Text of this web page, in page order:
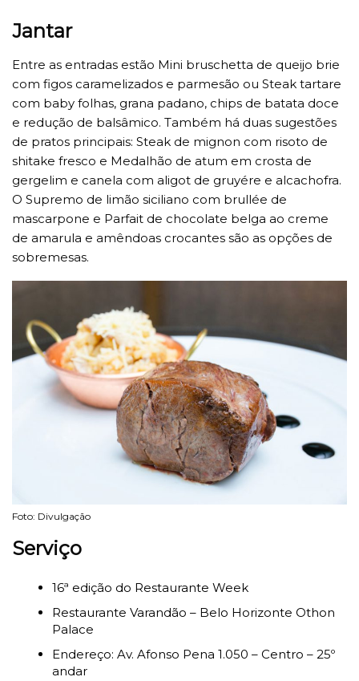
Jantar
Entre as entradas estão Mini bruschetta de queijo brie
com figos caramelizados e parmesão ou Steak tartare
com baby folhas, grana padano, chips de batata doce
e redução de balsâmico. Também há duas sugestões
de pratos principais: Steak de mignon com risoto de
shitake fresco e Medalhão de atum em crosta de
gergelim e canela com aligot de gruyére e alcachofra.
O Supremo de limão siciliano com brullée de
mascarpone e Parfait de chocolate belga ao creme
de amarula e amêndoas crocantes são as opções de
sobremesas.
Foto: Divulgação
Serviço
16ª edição do Restaurante Week
Restaurante Varandão – Belo Horizonte Othon
Palace
Endereço: Av. Afonso Pena 1.050 – Centro – 25º
andar